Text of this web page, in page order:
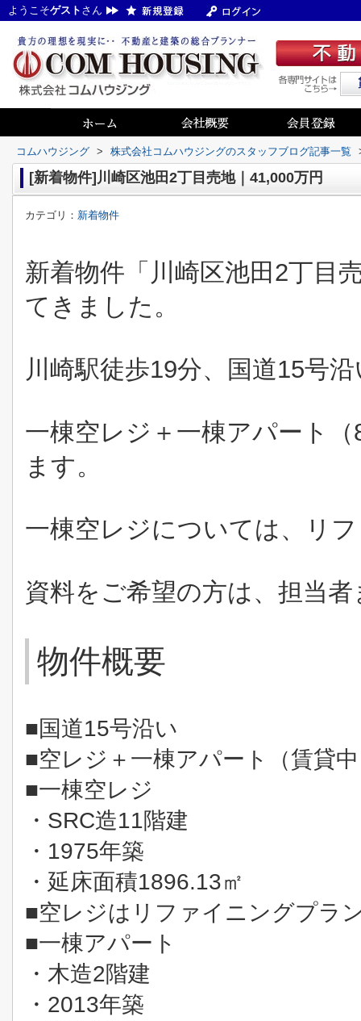
ようこそゲスト さん
コムハウジング > 株式会社コムハウジングのスタッフブログ記事一覧
[新着物件]川崎区池田2丁目売地｜41,000万円
カテゴリ： 新着物件
新着物件「川崎区池田2丁目
てきました。
川崎駅徒歩19分、国道15号
一棟空レジ＋一棟アパート
ます。
一棟空レジについては、リ
資料をご希望の方は、担当
物件概要
■国道15号沿い
■空レジ＋一棟アパート（賃貸
■一棟空レジ
・SRC造11階建
・1975年築
・延床面積1896.13㎡
■空レジはリファイニングプラ
■一棟アパート
・木造2階建
・2013年築